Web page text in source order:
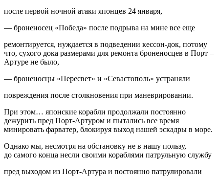
после первой ночной атаки японцев 24 января,
— броненосец «Победа» после подрыва на мине все еще
ремонтируется, нуждается в подведении кессон-док, потому
что, сухого дока размерами для ремонта броненосцев в Порт –
Артуре не было,
— броненосцы «Пересвет» и «Севастополь» устраняли
повреждения после столкновения при маневрировании.
При этом… японские корабли продолжали постоянно
дежурить пред Порт-Артуром и пытались все время
минировать фарватер, блокируя выход нашей эскадры в море.
Однако мы, несмотря на обстановку не в нашу пользу,
до самого конца несли своими кораблями патрульную службу
пред выходом из Порт-Артура и постоянно патрулировали